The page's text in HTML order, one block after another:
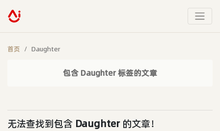
首页 Daughter
包含 Daughter 标签的文章
无法查找到包含 Daughter的文章！